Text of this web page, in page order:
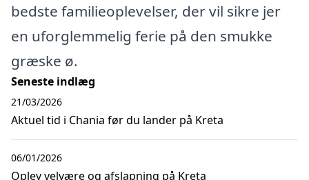
bedste familieoplevelser, der vil sikre jer
en uforglemmelig ferie på den smukke
græske ø.
Seneste indlæg
Aktuel tid i Chania før du lander på Kreta
21/03/2026
Oplev velvære og afslapning på Kreta
06/01/2026